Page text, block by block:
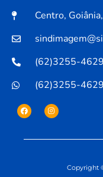
Centro,
(62)3255-4629
(62)3255-4629
Copyright